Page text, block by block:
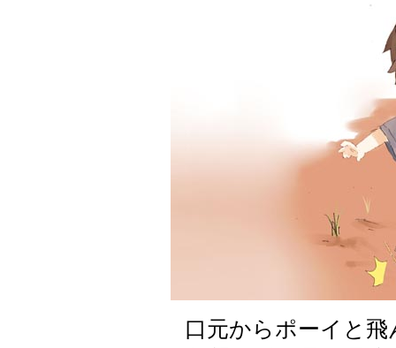
口元からポーイと飛